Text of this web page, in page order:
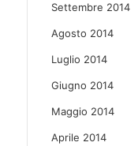
Settembre 2014
Agosto 2014
Luglio 2014
Giugno 2014
Maggio 2014
Aprile 2014